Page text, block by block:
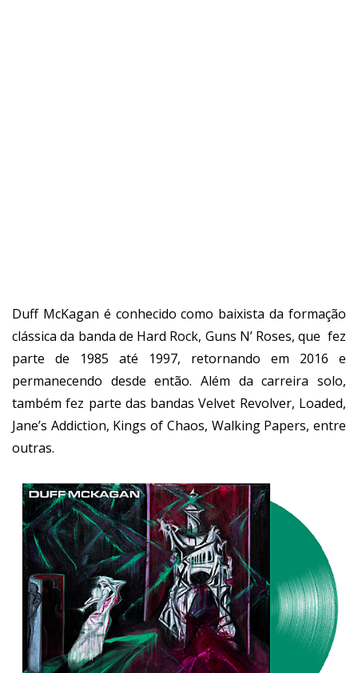
Duff McKagan é conhecido como baixista da formação
clássica da banda de Hard Rock, Guns N’ Roses, que fez
parte de 1985 até 1997, retornando em 2016 e
permanecendo desde então. Além da carreira solo,
também fez parte das bandas Velvet Revolver, Loaded,
Jane’s Addiction, Kings of Chaos, Walking Papers, entre
outras.